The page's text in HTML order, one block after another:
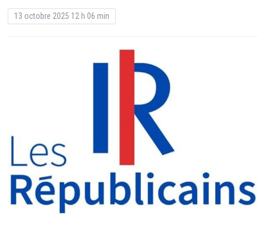
13 octobre 2025 12 h 06 min